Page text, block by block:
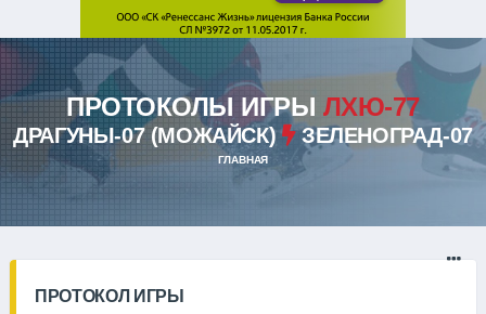
ПРОТОКОЛЫ ИГРЫ ЛХЮ-77
ДРАГУНЫ-07 (МОЖАЙСК) ЗЕЛЕНОГРАД-07
ГЛАВНАЯ
ПРОТОКОЛ ИГРЫ